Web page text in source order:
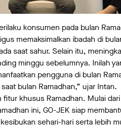
konsumen pada bulan
memaksimalkan ibadah di
saat sahur. Selain itu,
minggu sebelumnya. Inilah
pengguna di bulan
bulan Ramadhan,” ujar Intan.
khusus Ramadhan. Mulai dari
ini, GO-JEK siap
sehari-hari serta lebih